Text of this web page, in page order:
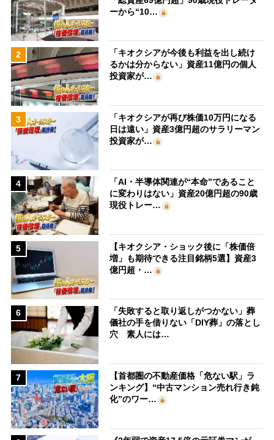
ーから“10…
2
「キオクシアが今後も利益を出し続け
るかは分からない」資産11億円の個人
投資家が…
3
「キオクシアが再び株価10万円になる
日は遠い」資産3億円超のサラリーマン
投資家が…
4
「AI・半導体関連が“本命”であること
に変わりはない」資産20億円超の90歳
現役トレー…
5
【キオクシア・ショック後に「株価倍
増」も期待できる注目銘柄5選】資産3
億円超・…
6
「失敗すると取り返しがつかない」葬
儀社の手を借りない「DIY葬」の落とし
穴 素人には…
7
【首都圏の不動産価格「危ない駅」ラ
ンキング】“中古マンション売れ行き鈍
化”のワー…